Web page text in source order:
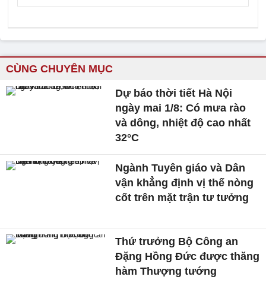
CÙNG CHUYÊN MỤC
Dự báo thời tiết Hà Nội
ngày mai 1/8: Có mưa rào
và dông, nhiệt độ cao nhất
32°C
Ngành Tuyên giáo và Dân
vận khẳng định vị thế nòng
cốt trên mặt trận tư tưởng
Thứ trưởng Bộ Công an
Đặng Hồng Đức được thăng
hàm Thượng tướng